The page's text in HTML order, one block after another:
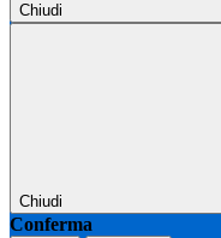
Chiudi
Chiudi
Conferma